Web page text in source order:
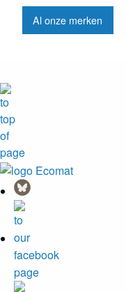
Al onze merken